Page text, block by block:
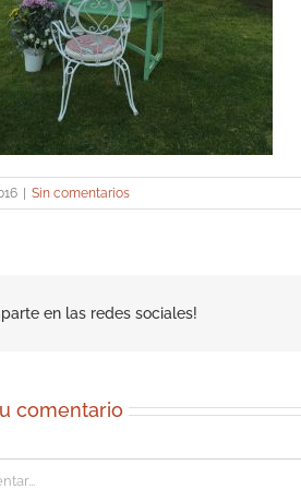
Sin comentarios
en las redes sociales!
comentario